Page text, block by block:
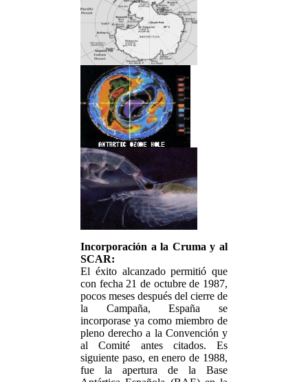
Incorporación a la Cruma y al
SCAR:
El éxito alcanzado permitió que
con fecha 21 de octubre de 1987,
pocos meses después del cierre de
la Campaña, España se
incorporase ya como miembro de
pleno derecho a la Convención y
al Comité antes citados. Es
siguiente paso, en enero de 1988,
fue la apertura de la Base